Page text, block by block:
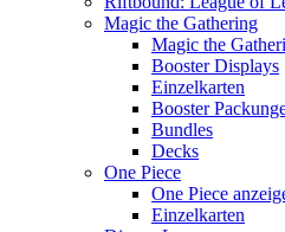
Magic the Gathering
Magic the
Booster Displays
Einzelkarten
Booster
Bundles
Decks
One Piece
One Piece
Einzelkarten